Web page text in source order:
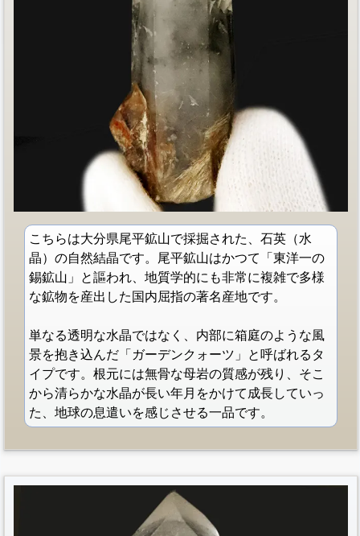
こちらは大分県尾平鉱山で採掘された、石英（水
晶）の自然結晶です。尾平鉱山はかつて「東洋一の
錫鉱山」と謳われ、地質学的にも非常に複雑で多様
な鉱物を産出した国内屈指の著名産地です。
単なる透明な水晶ではなく、内部に箱庭のような風
景を抱き込んだ「ガーデンクォーツ」と呼ばれるタ
イプです。根元には無骨な母岩の質感が残り、そこ
から清らかな水晶が長い年月をかけて成長していっ
た、地球の息遣いを感じさせる一品です。